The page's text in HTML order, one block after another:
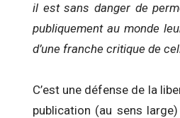
il est sans danger de
publiquement au monde
d’une franche critique de
C’est une défense de la
publication (au sens